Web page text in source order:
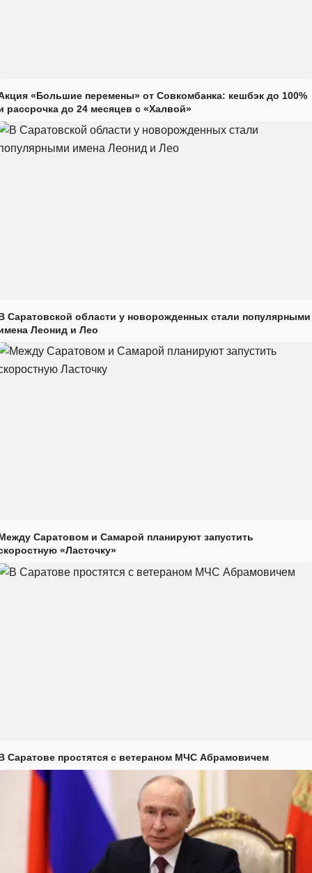
«Большие перемены» от Совкомбанка: кешбэк до 100%
рассрочка до 24 месяцев с «Халвой»
Саратовской области у новорожденных стали популярными
Леонид и Лео
Саратовом и Самарой планируют запустить
«Ласточку»
Саратове простятся с ветераном МЧС Абрамовичем